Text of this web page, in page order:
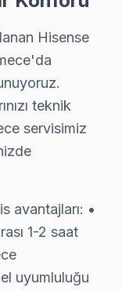
belgesi ve
Kullanıcı
Servis –
4 saat içinde
bildirimi
aynı gün
saati dışı
bildirimi
arızalarınız
Hisense
teknik
servisimiz
avantajları: •
1-2 saat
uyumluluğu